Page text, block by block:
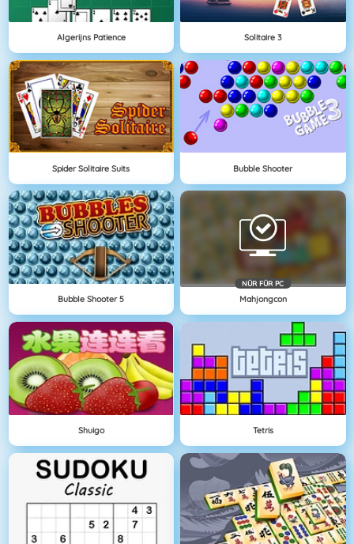
Algerijns Patience Solitaire 3
Spider Solitaire Suits Bubble Shooter
Bubble Shooter 5
NÜR FÜR PC
Mahjongcon
Shuigo Tetris